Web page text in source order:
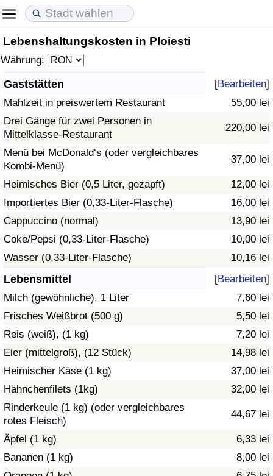
Lebenshaltungskosten in Ploiesti
Währung:
Gaststätten [Bearbeiten]
Mahlzeit in preiswertem Restaurant
55,00 lei
Drei Gänge für zwei Personen in
Mittelklasse-Restaurant
220,00 lei
Menü bei McDonald‘s (oder vergleichbares
Kombi-Menü)
37,00 lei
Heimisches Bier (0,5 Liter, gezapft)
12,00 lei
Importiertes Bier (0,33-Liter-Flasche)
16,00 lei
Cappuccino (normal)
13,90 lei
Coke/Pepsi (0,33-Liter-Flasche)
10,00 lei
Wasser (0,33-Liter-Flasche)
10,16 lei
Lebensmittel [Bearbeiten]
Milch (gewöhnliche), 1 Liter
7,60 lei
Frisches Weißbrot (500 g)
5,50 lei
Reis (weiß), (1 kg)
7,20 lei
Eier (mittelgroß), (12 Stück)
14,98 lei
Heimischer Käse (1 kg)
37,00 lei
Hähnchenfilets (1kg)
32,00 lei
Rinderkeule (1 kg) (oder vergleichbares
rotes Fleisch)
44,67 lei
Äpfel (1 kg)
6,33 lei
Bananen (1 kg)
8,00 lei
Lebenshaltungskosten
Lebenshaltungskosten-Index (aktuell)
Lebenshaltungskosten-Index
Lebenshaltungskosten-Index nach Land
in Akaba
Immobilienpreise
Immobilienpreis-Index (aktuell)
Immobilienpreis-Index
Immobilienpreis-Index nach Land
Lebensqualität
Lebensqualität-Index
Lebensqualität-Index (aktuell)
Lebensqualitätsindex nach Land
Kriminalität
Kriminalitäts-Index (aktuell)
Kriminalitäts-Index
Kriminalitätsindex nach Land
Gesundheitsversorgung
Gesundheitsversorgungs-Index (aktuell)
Gesundheitsversorgungs-Index
Gesundheitsversorgungs-Index nach Land
Umweltverschmutzung